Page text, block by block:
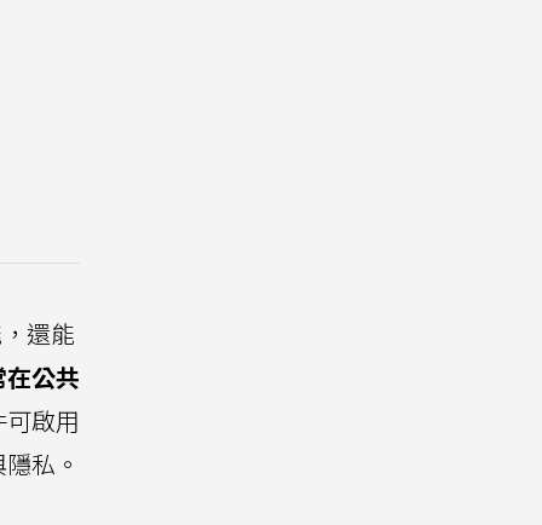
還能
公共
啟用
私。